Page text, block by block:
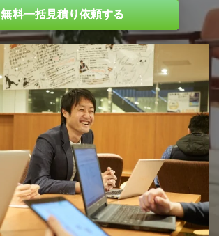
無料一括見積り依頼する